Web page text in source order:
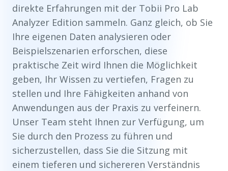
direkte Erfahrungen mit der Tobii Pro Lab
Analyzer Edition sammeln. Ganz gleich, ob Sie
Ihre eigenen Daten analysieren oder
Beispielszenarien erforschen, diese
praktische Zeit wird Ihnen die Möglichkeit
geben, Ihr Wissen zu vertiefen, Fragen zu
stellen und Ihre Fähigkeiten anhand von
Anwendungen aus der Praxis zu verfeinern.
Unser Team steht Ihnen zur Verfügung, um
Sie durch den Prozess zu führen und
sicherzustellen, dass Sie die Sitzung mit
einem tieferen und sichereren Verständnis